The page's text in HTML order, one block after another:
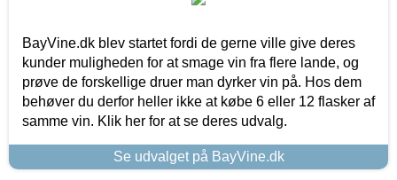
BayVine.dk blev startet fordi de gerne ville give deres
kunder muligheden for at smage vin fra flere lande, og
prøve de forskellige druer man dyrker vin på. Hos dem
behøver du derfor heller ikke at købe 6 eller 12 flasker af
samme vin. Klik her for at se deres udvalg.
Se udvalget på BayVine.dk